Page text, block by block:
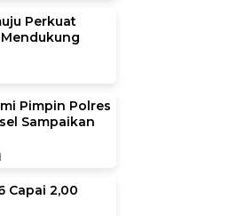
Perkuat
Pimpin Polres
Sampaikan
Capai 2,00